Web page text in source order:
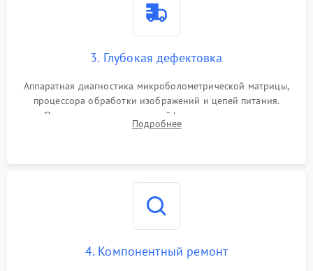
3. Глубокая дефектовка
Аппаратная диагностика микроболометрической матрицы,
процессора обработки изображений и цепей питания.
Проверка целостности шлейфов, модуля памяти и
интерфейсов связи. Выявление сгоревших SMD-компонентов
Подробнее
4. Компонентный ремонт